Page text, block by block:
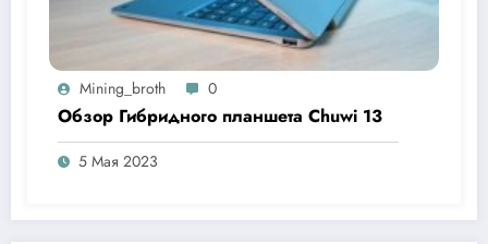
Mining_broth 0
Обзор Гибридного планшета Chuwi 13
5 Мая 2023